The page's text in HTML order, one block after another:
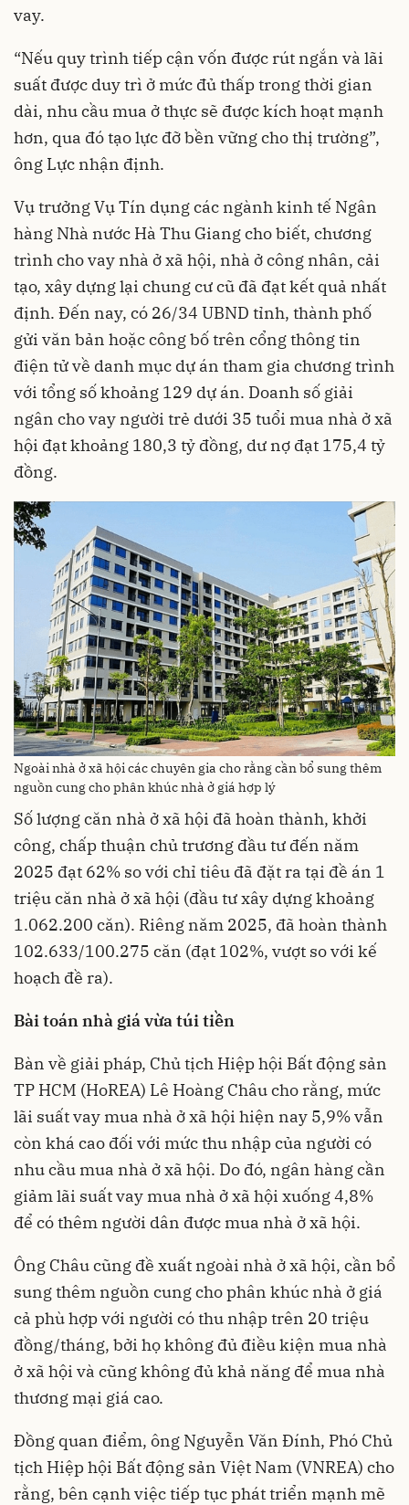
vay.
“Nếu quy trình tiếp cận vốn được rút ngắn và lãi
suất được duy trì ở mức đủ thấp trong thời gian
dài, nhu cầu mua ở thực sẽ được kích hoạt mạnh
hơn, qua đó tạo lực đỡ bền vững cho thị trường”,
ông Lực nhận định.
Vụ trưởng Vụ Tín dụng các ngành kinh tế Ngân
hàng Nhà nước Hà Thu Giang cho biết, chương
trình cho vay nhà ở xã hội, nhà ở công nhân, cải
tạo, xây dựng lại chung cư cũ đã đạt kết quả nhất
định. Đến nay, có 26/34 UBND tỉnh, thành phố
gửi văn bản hoặc công bố trên cổng thông tin
điện tử về danh mục dự án tham gia chương trình
với tổng số khoảng 129 dự án. Doanh số giải
ngân cho vay người trẻ dưới 35 tuổi mua nhà ở xã
hội đạt khoảng 180,3 tỷ đồng, dư nợ đạt 175,4 tỷ
đồng.
Ngoài nhà ở xã hội các chuyên gia cho rằng cần bổ sung thêm
nguồn cung cho phân khúc nhà ở giá hợp lý
Số lượng căn nhà ở xã hội đã hoàn thành, khởi
công, chấp thuận chủ trương đầu tư đến năm
2025 đạt 62% so với chỉ tiêu đã đặt ra tại đề án 1
triệu căn nhà ở xã hội (đầu tư xây dựng khoảng
1.062.200 căn). Riêng năm 2025, đã hoàn thành
102.633/100.275 căn (đạt 102%, vượt so với kế
hoạch đề ra).
Bài toán nhà giá vừa túi tiền
Bàn về giải pháp, Chủ tịch Hiệp hội Bất động sản
TP HCM (HoREA) Lê Hoàng Châu cho rằng, mức
lãi suất vay mua nhà ở xã hội hiện nay 5,9% vẫn
còn khá cao đối với mức thu nhập của người có
nhu cầu mua nhà ở xã hội. Do đó, ngân hàng cần
giảm lãi suất vay mua nhà ở xã hội xuống 4,8%
để có thêm người dân được mua nhà ở xã hội.
Ông Châu cũng đề xuất ngoài nhà ở xã hội, cần bổ
sung thêm nguồn cung cho phân khúc nhà ở giá
cả phù hợp với người có thu nhập trên 20 triệu
đồng/tháng, bởi họ không đủ điều kiện mua nhà
ở xã hội và cũng không đủ khả năng để mua nhà
thương mại giá cao.
Đồng quan điểm, ông Nguyễn Văn Đính, Phó Chủ
tịch Hiệp hội Bất động sản Việt Nam (VNREA) cho
rằng, bên cạnh việc tiếp tục phát triển mạnh mẽ